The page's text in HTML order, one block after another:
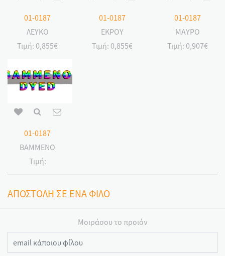
01-0187
ΛΕΥΚΟ
Τιμή: 0,855€
01-0187
ΕΚΡΟΥ
Τιμή: 0,855€
01-0187
ΜΑΥΡΟ
Τιμή: 0,907€
01-0187
ΒΑΜΜΕΝΟ
Τιμή:
ΑΠΟΣΤΟΛΗ ΣΕ ΕΝΑ ΦΙΛΟ
Μοιράσου το προιόν